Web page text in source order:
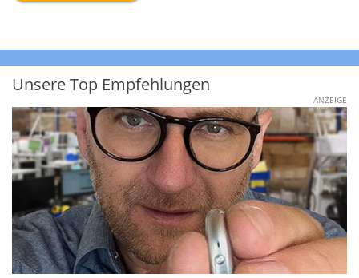
Unsere Top Empfehlungen
ANZEIGE